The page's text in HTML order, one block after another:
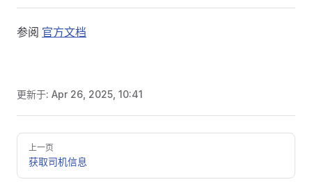
参阅 官方文档
更新于: Apr 26, 2025, 10:41
Pager
上一页
获取司机信息